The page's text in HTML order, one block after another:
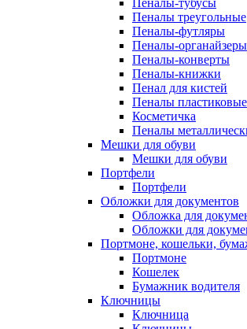
Пеналы-тубусы
Пеналы треугольные
Пеналы-футляры
Пеналы-органайзеры
Пеналы-конверты
Пеналы-книжки
Пенал для кистей
Пеналы пластиковые
Косметичка
Пеналы
Мешки для обуви
Мешки для обуви
Портфели
Портфели
Обложки для документов
Обложка для
Обложки для
Портмоне, кошельки,
Портмоне
Кошелек
Бумажник водителя
Ключницы
Ключница